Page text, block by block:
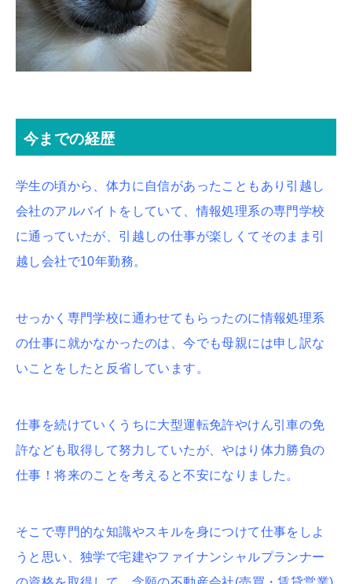
今までの経歴
学生の頃から、体力に自信があったこともあり引越し
会社のアルバイトをしていて、情報処理系の専門学校
に通っていたが、引越しの仕事が楽しくてそのまま引
越し会社で10年勤務。
せっかく専門学校に通わせてもらったのに情報処理系
の仕事に就かなかったのは、今でも母親には申し訳な
いことをしたと反省しています。
仕事を続けていくうちに大型運転免許やけん引車の免
許なども取得して努力していたが、やはり体力勝負の
仕事！将来のことを考えると不安になりました。
そこで専門的な知識やスキルを身につけて仕事をしよ
うと思い、独学で宅建やファイナンシャルプランナー